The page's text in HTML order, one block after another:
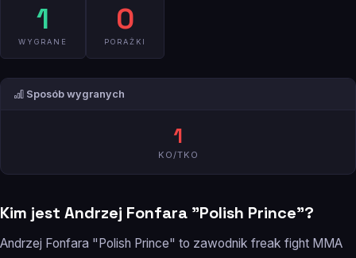
1
WYGRANE
0
PORAŻKI
Sposób wygranych
1
KO/TKO
Kim jest Andrzej Fonfara "Polish Prince"?
Andrzej Fonfara "Polish Prince" to zawodnik freak fight MMA